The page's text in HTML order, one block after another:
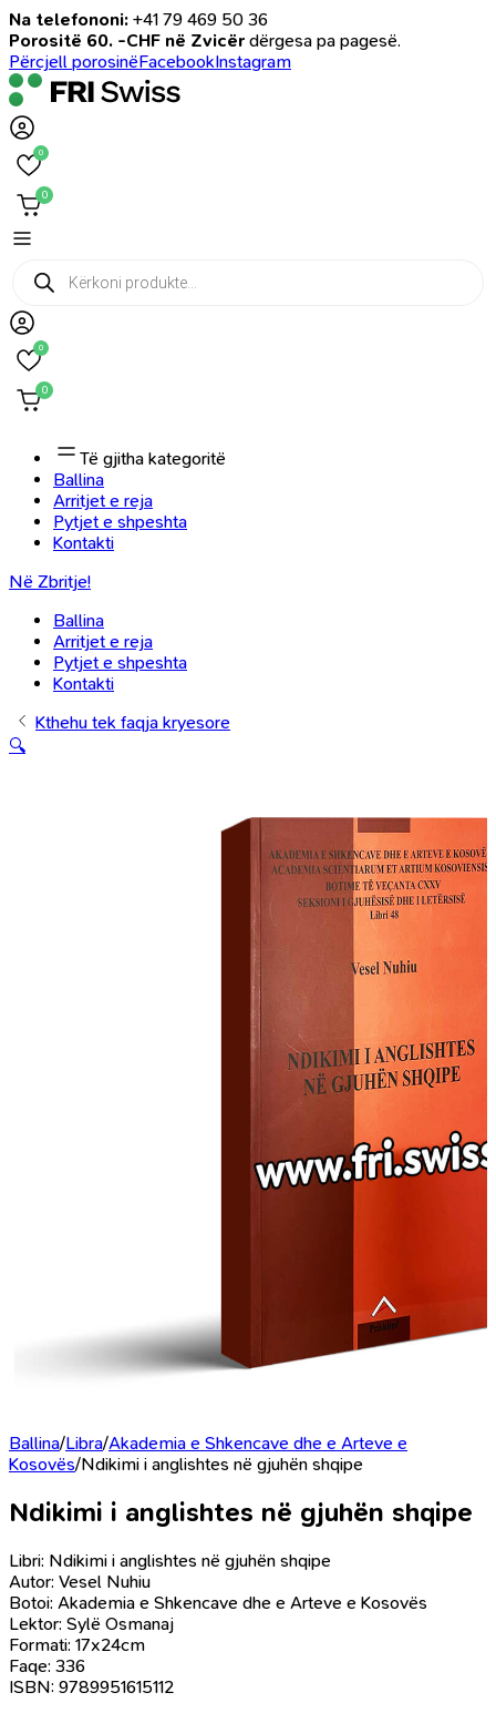
Na telefononi: +41 79 469 50 36
Porositë 60. -CHF në Zvicër dërgesa pa pagesë.
Përcjell porosinëFacebookInstagram
0
0
Products
search
0
0
Të gjitha kategoritë
Ballina
Arritjet e reja
Pytjet e shpeshta
Kontakti
Në Zbritje!
Ballina
Arritjet e reja
Pytjet e shpeshta
Kontakti
Kthehu tek faqja kryesore
🔍
Ballina/Libra/Akademia e Shkencave dhe e Arteve e
Kosovës/Ndikimi i anglishtes në gjuhën shqipe
Ndikimi i anglishtes në gjuhën shqipe
Libri: Ndikimi i anglishtes në gjuhën shqipe
Autor: Vesel Nuhiu
Botoi: Akademia e Shkencave dhe e Arteve e Kosovës
Lektor: Sylë Osmanaj
Formati: 17x24cm
Faqe: 336
ISBN: 9789951615112